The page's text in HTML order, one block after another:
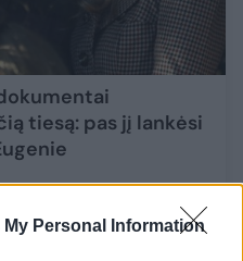
My Personal Information
tiesą: pas jį lankėsi